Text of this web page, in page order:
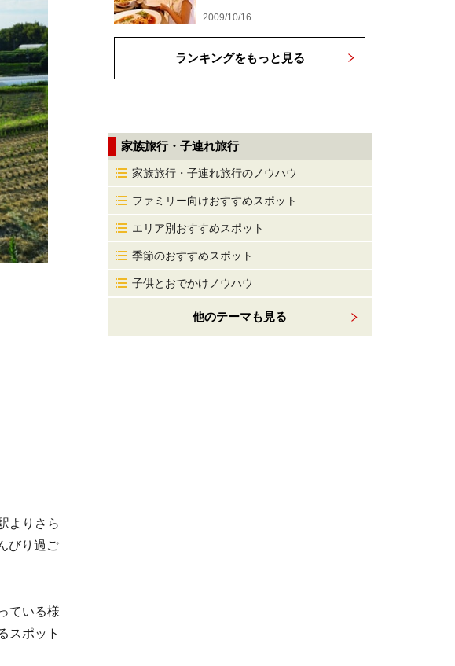
よりさら
びり過ご
ている様
スポット
2009/10/16
ランキングをもっと見る
家族旅行・子連れ旅行
家族旅行・子連れ旅行のノウハウ
ファミリー向けおすすめスポット
エリア別おすすめスポット
季節のおすすめスポット
子供とおでかけノウハウ
他のテーマも見る